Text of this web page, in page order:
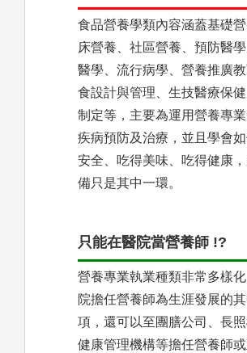
食品營養學類內容涵蓋基礎
床營養、社區營養、預防醫
醫學、流行病學、營養推廣
食設計與管理、生技醫療保
制定等，主要為運用營養專
疾病預防及治療，並且學會
安全、吃得美味、吃得健康
備只是其中一環。
只能在醫院當營養師 !?
營養專業執業種類非常多樣
院擔任營養師為生涯發展的
項，還可以至團膳公司、長照
健康管理機構等擔任營養師